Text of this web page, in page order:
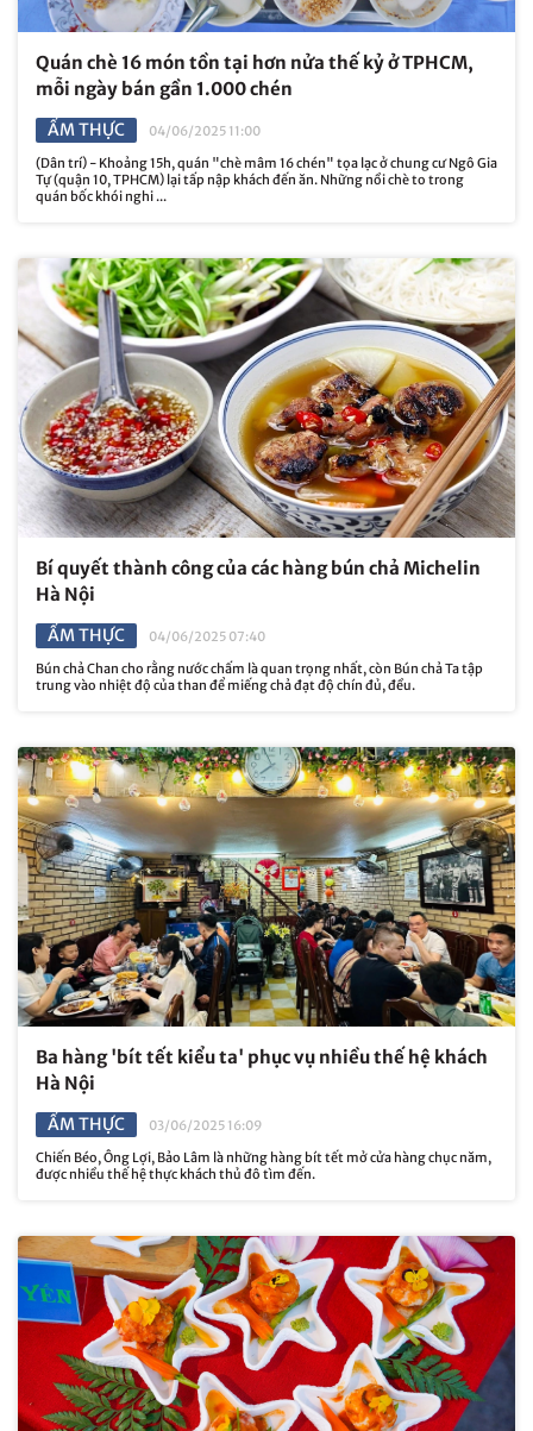
Quán chè 16 món tồn tại hơn nửa thế kỷ ở TPHCM,
mỗi ngày bán gần 1.000 chén
ẨM THỰC
04/06/2025 11:00
(Dân trí) - Khoảng 15h, quán "chè mâm 16 chén" tọa lạc ở chung cư Ngô Gia
Tự (quận 10, TPHCM) lại tấp nập khách đến ăn. Những nồi chè to trong
quán bốc khói nghi ...
Bí quyết thành công của các hàng bún chả Michelin
Hà Nội
ẨM THỰC
04/06/2025 07:40
Bún chả Chan cho rằng nước chấm là quan trọng nhất, còn Bún chả Ta tập
trung vào nhiệt độ của than để miếng chả đạt độ chín đủ, đều.
Ba hàng 'bít tết kiểu ta' phục vụ nhiều thế hệ khách
Hà Nội
ẨM THỰC
03/06/2025 16:09
Chiến Béo, Ông Lợi, Bảo Lâm là những hàng bít tết mở cửa hàng chục năm,
được nhiều thế hệ thực khách thủ đô tìm đến.